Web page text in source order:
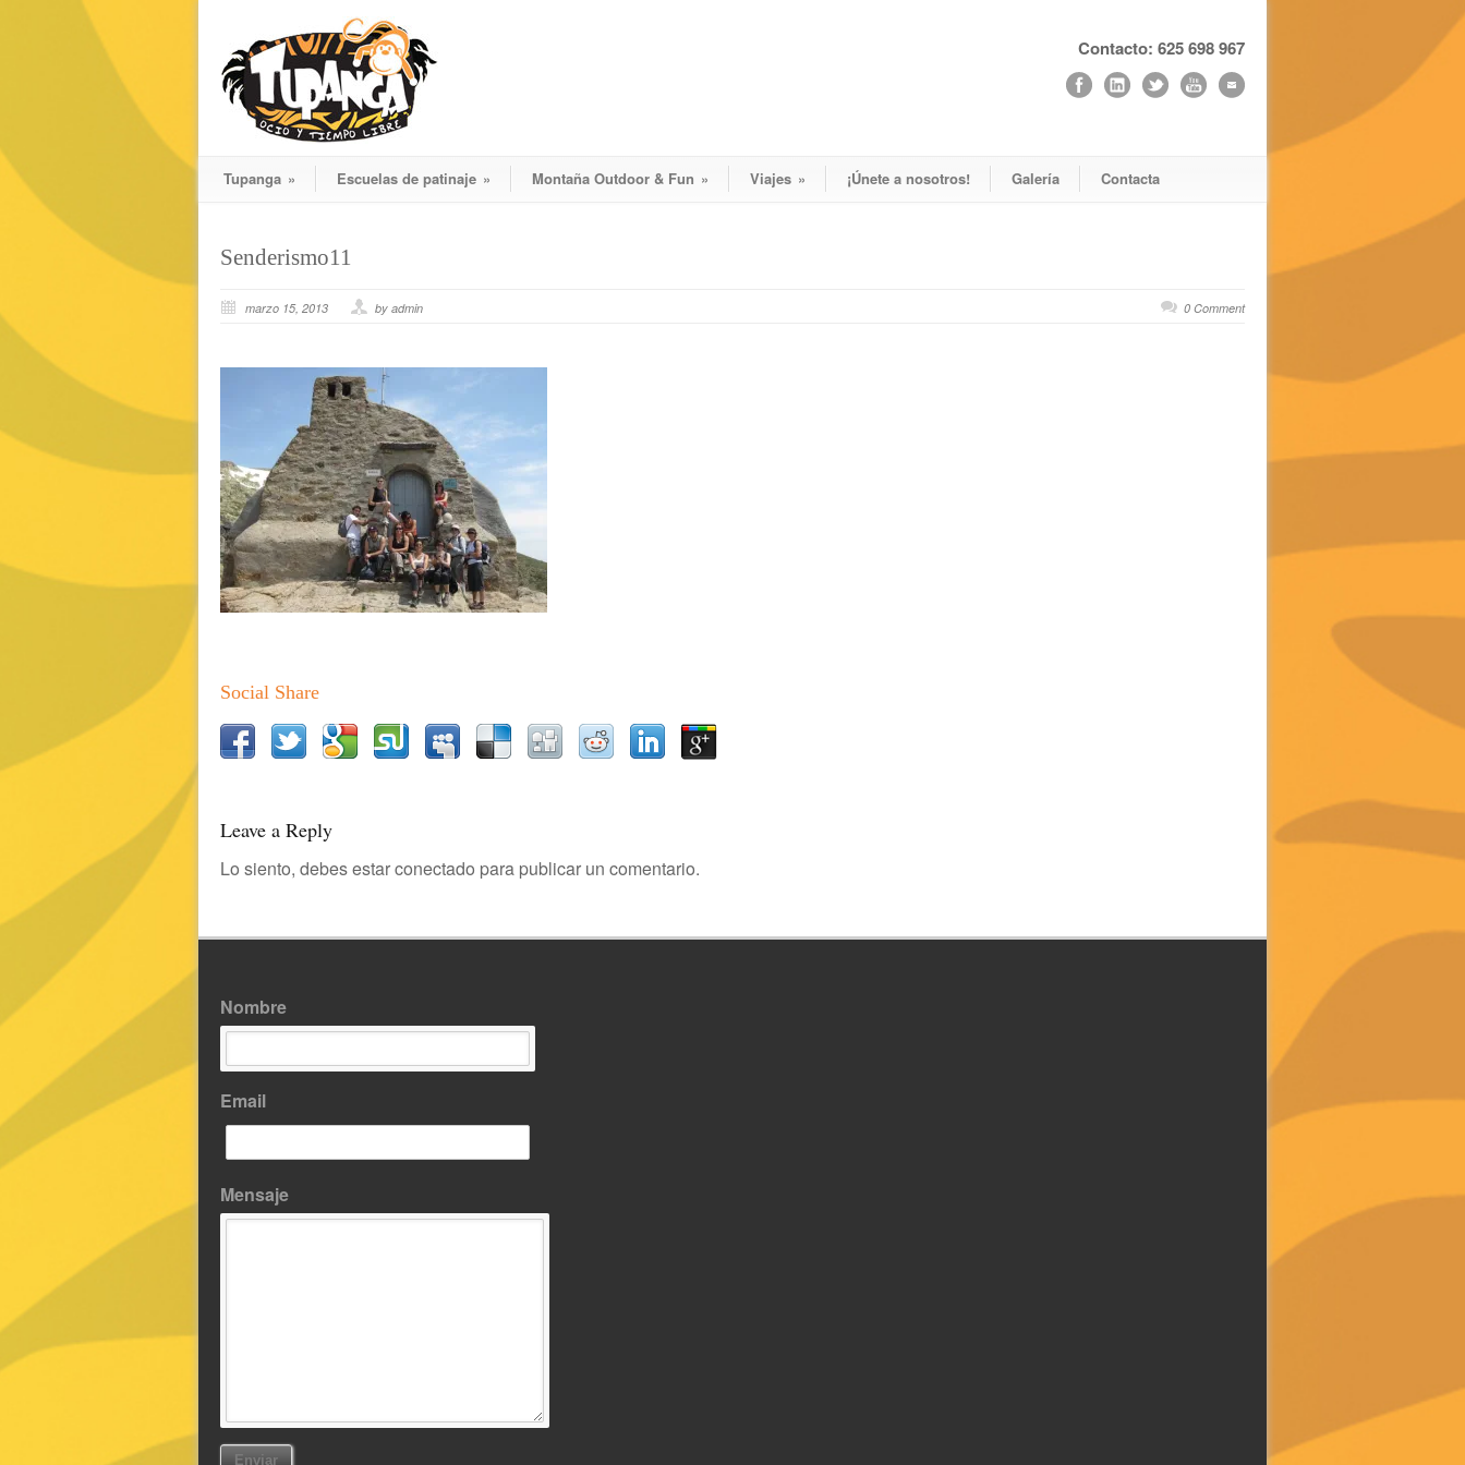
Contacto: 625 698 967
Tupanga » Escuelas de patinaje » Montaña Outdoor & Fun » Viajes » ¡Únete a nosotros! Galería Contacta
Senderismo11
marzo 15, 2013 by admin 0 Comment
Social Share
Leave a Reply
Lo siento, debes estarconectado para publicar un comentario.
Nombre
Email
Mensaje